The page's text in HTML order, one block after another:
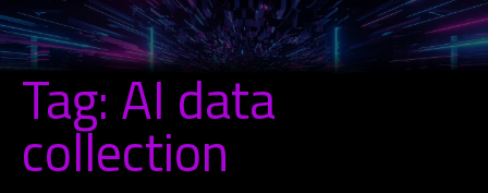
Tag: AI data
collection